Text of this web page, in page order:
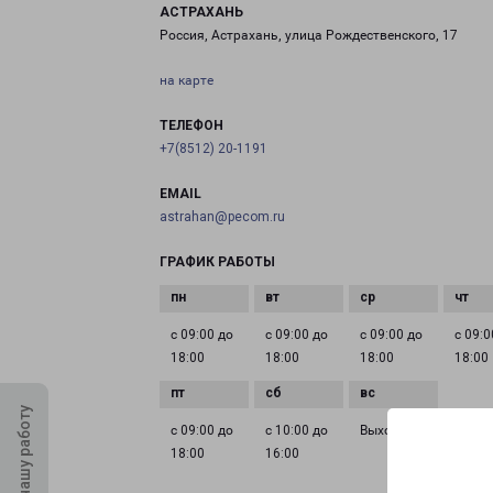
АСТРАХАНЬ
Россия, Астрахань, улица Рождественского, 17
на карте
ТЕЛЕФОН
+7(8512) 20-1191
EMAIL
astrahan@pecom.ru
ГРАФИК РАБОТЫ
с 09:00 до
18:00
с 09:00 до
18:00
с 09:00 до
18:00
с
18:00
с 09:00 до
18:00
с 10:00 до
16:00
Выходной